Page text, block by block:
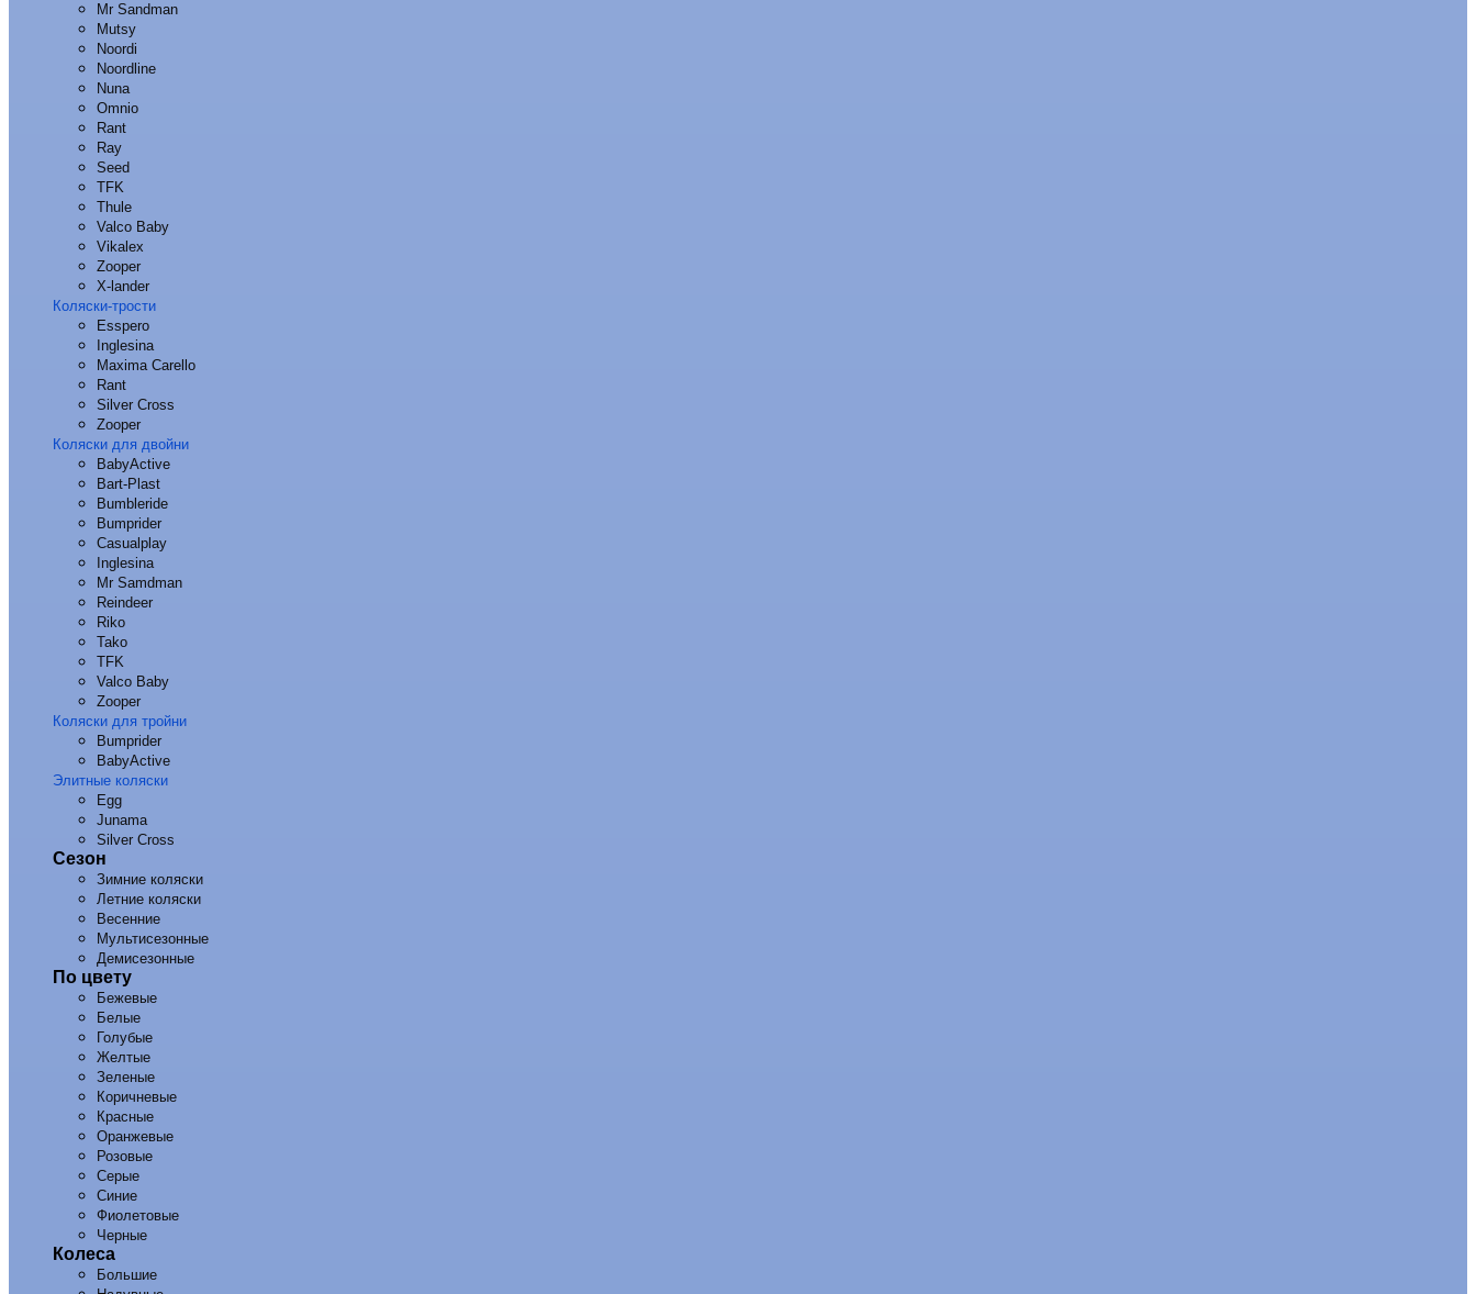
Mr Sandman
Mutsy
Noordi
Noordline
Nuna
Omnio
Rant
Ray
Seed
TFK
Thule
Valco Baby
Vikalex
Zooper
X-lander
Коляски-трости
Esspero
Inglesina
Maxima Carello
Rant
Silver Cross
Zooper
Коляски для двойни
BabyActive
Bart-Plast
Bumbleride
Bumprider
Casualplay
Inglesina
Mr Samdman
Reindeer
Riko
Tako
TFK
Valco Baby
Zooper
Коляски для тройни
Bumprider
BabyActive
Элитные коляски
Egg
Junama
Silver Cross
Сезон
Зимние коляски
Летние коляски
Весенние
Мультисезонные
Демисезонные
По цвету
Бежевые
Белые
Голубые
Желтые
Зеленые
Коричневые
Красные
Оранжевые
Розовые
Серые
Синие
Фиолетовые
Черные
Колеса
Большие